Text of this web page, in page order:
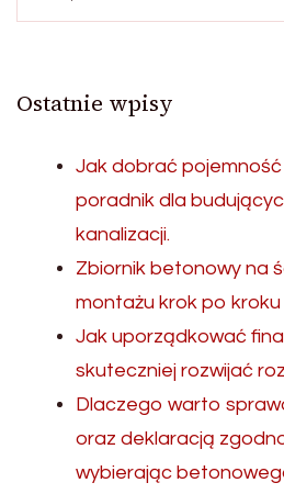
Ostatnie wpisy
Jak dobrać
poradnik dla
kanalizacji.
Zbiornik betonowy na
montażu krok po kroku
Jak uporządkować
skuteczniej rozwijać
Dlaczego warto
oraz deklaracją
wybierając